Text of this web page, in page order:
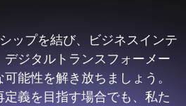
ップを結び、ビジネスインテ
デジタルトランスフォーメー
能性を解き放ちましょう。
義を目指す場合でも、私た